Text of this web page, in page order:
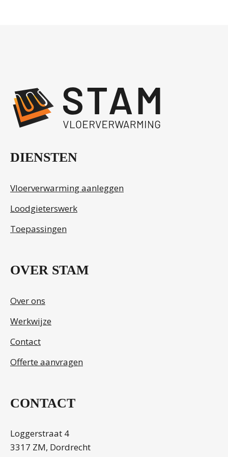
DIENSTEN
Vloerverwarming aanleggen
Loodgieterswerk
Toepassingen
OVER STAM
Over ons
Werkwijze
Contact
Offerte aanvragen
CONTACT
Loggerstraat 4
3317 ZM, Dordrecht